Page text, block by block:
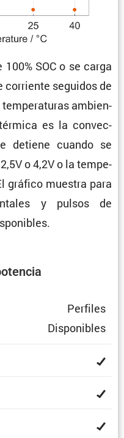
SOC o se carga
corriente seguidos de
ambien­
es la convec­
detiene cuando se
o 4,2V o la tempe­
gráfico muestra para
y pulsos de
Perfiles
Dispo­ni­bles